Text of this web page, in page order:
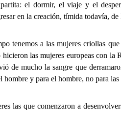
el dormir, el viaje y el
en la creación, tímida todavía,
tenemos a las mujeres criollas
las mujeres europeas con
de mucho la sangre que
hombre y para el hombre, no para las
las que comenzaron a